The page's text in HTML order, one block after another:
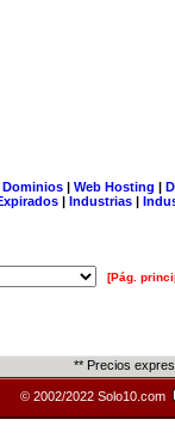
| Web Hosting |
| Industrias |
[Pág.
** Precios
© 2002/2022 Solo10.com